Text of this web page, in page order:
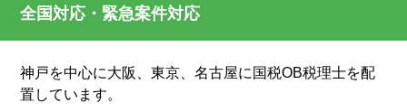
全国対応・緊急案件対応
神戸を中心に大阪、東京、名古屋に国税OB税理士を配
置しています。